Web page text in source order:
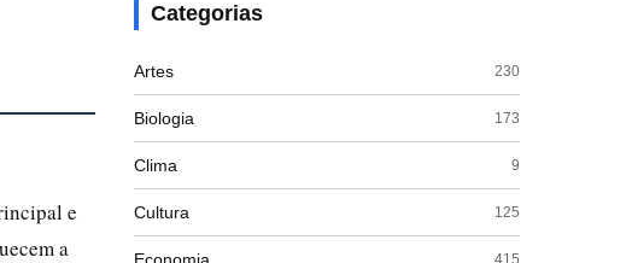
e
a
Categorias
Artes 230
Biologia 173
Clima 9
Cultura 125
415